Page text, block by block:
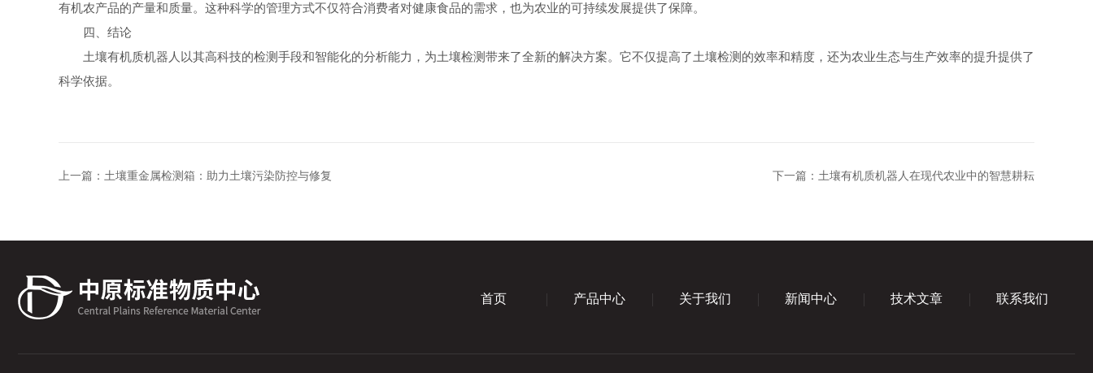
有机农产品的产量和质量。这种科学的管理方式不仅符合消费者对健康食品的需求，也为农业的可持续发展提供了保障。
四、结论
土壤有机质机器人以其高科技的检测手段和智能化的分析能力，为土壤检测带来了全新的解决方案。它不仅提高了土壤检测的效率和精度，还为农业生态与生产效率的提升提供了
科学依据。
上一篇： 土壤重金属检测箱：助力土壤污染防控与修复 下一篇： 土壤有机质机器人在现代农业中的智慧耕耘
首页 产品中心 关于我们 新闻中心 技术文章 联系我们